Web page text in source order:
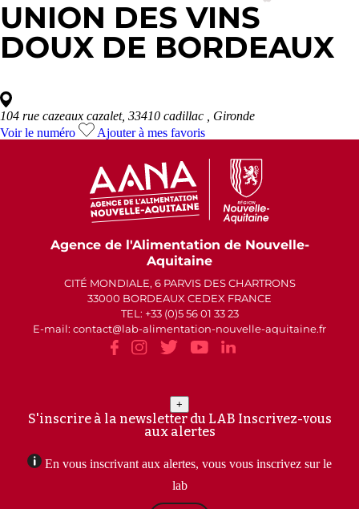
UNION DES VINS
DOUX DE BORDEAUX
104 rue cazeaux cazalet, 33410 cadillac
, Gironde
Voir le numéro
Ajouter à mes favoris
Agence de l'Alimentation de Nouvelle-
Aquitaine
CITÉ MONDIALE, 6 PARVIS DES CHARTRONS
33000 BORDEAUX CEDEX FRANCE
TEL: +33 (0)5 56 01 33 23
E-mail: contact
lab-alimentation-nouvelle-aquitaine.fr
+
S'inscrire à la newsletter du LAB Inscrivez-vous
aux alertes
En vous inscrivant aux alertes, vous vous inscrivez sur le
lab